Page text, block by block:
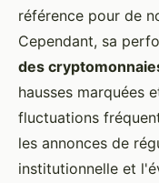
référence pour de
Cependant, sa
des
hausses marquées
fluctuations
les annonces de
institutionnelle et